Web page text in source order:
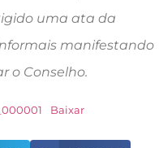
uma ata da
manifestando
o Conselho.
Baixar